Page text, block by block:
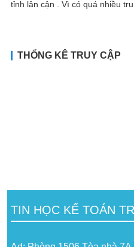
tỉnh lân cận . Vì có quá nhiều
THỐNG KÊ TRUY CẬP
TIN HỌC KẾ TOÁN